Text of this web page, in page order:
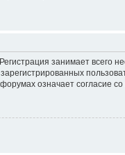
занимает всего
означает согласие со